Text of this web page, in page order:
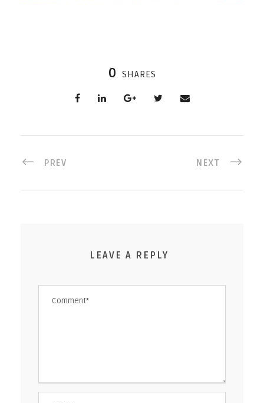
0 SHARES
PREV NEXT
LEAVE A REPLY